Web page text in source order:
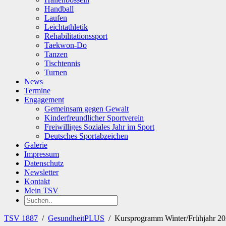
Handball
Laufen
Leichtathletik
Rehabilitationssport
Taekwon-Do
Tanzen
Tischtennis
Turnen
News
Termine
Engagement
Gemeinsam gegen Gewalt
Kinderfreundlicher Sportverein
Freiwilliges Soziales Jahr im Sport
Deutsches Sportabzeichen
Galerie
Impressum
Datenschutz
Newsletter
Kontakt
Mein TSV
TSV 1887 / GesundheitPLUS / Kursprogramm Winter/Frühjahr